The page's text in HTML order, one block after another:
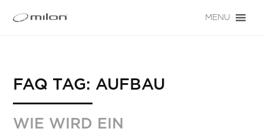
MENU
FAQ TAG: AUFBAU
WIE WIRD EIN